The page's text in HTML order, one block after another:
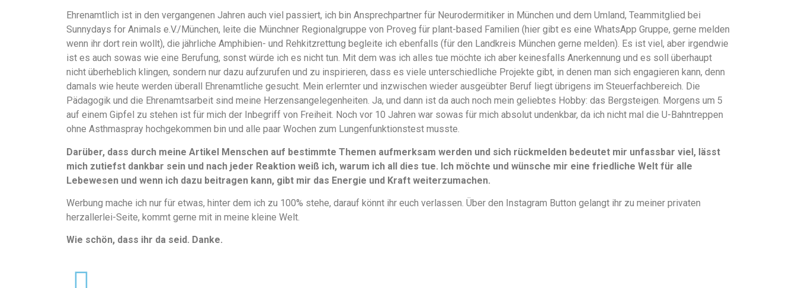
Ehrenamtlich ist in den vergangenen Jahren auch viel passiert, ich bin Ansprechpartner für Neurodermitiker in München und dem Umland, Teammitglied bei
Sunnydays for Animals e.V./München, leite die Münchner Regionalgruppe von Proveg für plant-based Familien (hier gibt es eine WhatsApp Gruppe, gerne melden
wenn ihr dort rein wollt), die jährliche Amphibien- und Rehkitzrettung begleite ich ebenfalls (für den Landkreis München gerne melden). Es ist viel, aber irgendwie
ist es auch sowas wie eine Berufung, sonst würde ich es nicht tun. Mit dem was ich alles tue möchte ich aber keinesfalls Anerkennung und es soll überhaupt
nicht überheblich klingen, sondern nur dazu aufzurufen und zu inspirieren, dass es viele unterschiedliche Projekte gibt, in denen man sich engagieren kann, denn
damals wie heute werden überall Ehrenamtliche gesucht. Mein erlernter und inzwischen wieder ausgeübter Beruf liegt übrigens im Steuerfachbereich. Die
Pädagogik und die Ehrenamtsarbeit sind meine Herzensangelegenheiten. Ja, und dann ist da auch noch mein geliebtes Hobby: das Bergsteigen. Morgens um 5
auf einem Gipfel zu stehen ist für mich der Inbegriff von Freiheit. Noch vor 10 Jahren war sowas für mich absolut undenkbar, da ich nicht mal die U-Bahntreppen
ohne Asthmaspray hochgekommen bin und alle paar Wochen zum Lungenfunktionstest musste.
Darüber, dass durch meine Artikel Menschen auf bestimmte Themen aufmerksam werden und sich rückmelden bedeutet mir unfassbar viel, lässt
mich zutiefst dankbar sein und nach jeder Reaktion weiß ich, warum ich all dies tue. Ich möchte und wünsche mir eine friedliche Welt für alle
Lebewesen und wenn ich dazu beitragen kann, gibt mir das Energie und Kraft weiterzumachen.
Werbung mache ich nur für etwas, hinter dem ich zu 100% stehe, darauf könnt ihr euch verlassen. Über den Instagram Button gelangt ihr zu meiner privaten
herzallerlei-Seite, kommt gerne mit in meine kleine Welt.
Wie schön, dass ihr da seid. Danke.